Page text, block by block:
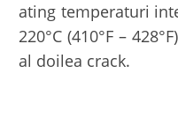
ating temperaturi
220°C (410°F –
al doilea crack.